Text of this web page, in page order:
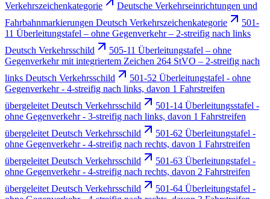
Verkehrszeichenkategorie
Deutsche Verkehrseinrichtungen und
Fahrbahnmarkierungen Deutsch Verkehrszeichenkategorie
501-
11 Überleitungstafel – ohne Gegenverkehr – 2-streifig nach links
Deutsch Verkehrsschild
505-11 Überleitungstafel – ohne
Gegenverkehr mit integriertem Zeichen 264 StVO – 2-streifig nach
links Deutsch Verkehrsschild
501-52 Überleitungstafel - ohne
Gegenverkehr - 4-streifig nach links, davon 1 Fahrstreifen
übergeleitet Deutsch Verkehrsschild
501-14 Überleitungsstafel -
ohne Gegenverkehr - 3-streifig nach links, davon 1 Fahrstreifen
übergeleitet Deutsch Verkehrsschild
501-62 Überleitungstafel -
ohne Gegenverkehr - 4-streifig nach rechts, davon 1 Fahrstreifen
übergeleitet Deutsch Verkehrsschild
501-63 Überleitungstafel -
ohne Gegenverkehr - 4-streifig nach rechts, davon 2 Fahrstreifen
übergeleitet Deutsch Verkehrsschild
501-64 Überleitungstafel -